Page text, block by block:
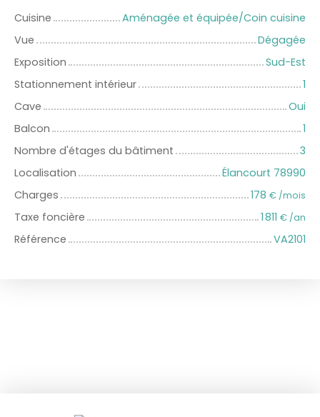
Cuisine
Aménagée et équipée/Coin cuisine
Vue
Dégagée
Exposition
Sud-Est
Stationnement intérieur
1
Cave
Oui
Balcon
1
Nombre d'étages du bâtiment
3
Localisation
Élancourt 78990
Charges
178 € /mois
Taxe foncière 1 811 € /an
Référence VA2101